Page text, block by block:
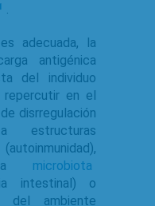
.
adecuada, la
antigénica
del individuo
repercutir en el
disrregulación
estructuras
microbiota
intestinal) o
del ambiente